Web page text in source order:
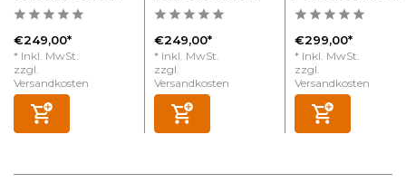
€249,00*
* Inkl. MwSt.
zzgl.
Versandkosten
€249,00*
* Inkl. MwSt.
zzgl.
Versandkosten
€299,00*
* Inkl. MwSt.
zzgl.
Versandkosten